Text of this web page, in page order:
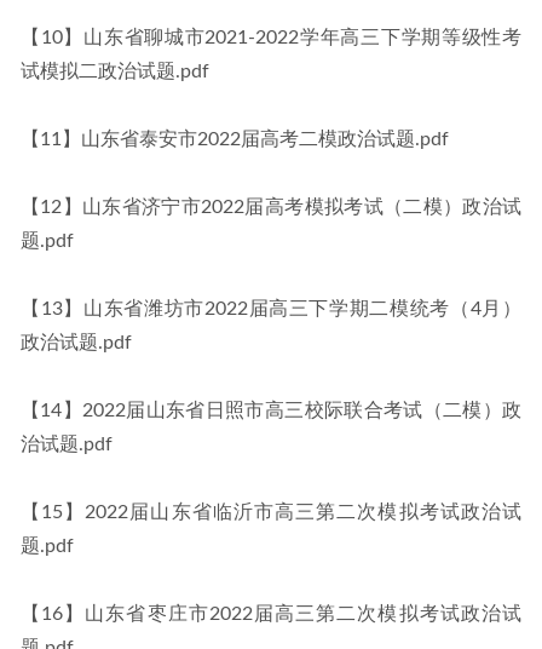
【10】山东省聊城市2021-2022学年高三下学期等级性考
试模拟二政治试题.pdf
【11】山东省泰安市2022届高考二模政治试题.pdf
【12】山东省济宁市2022届高考模拟考试（二模）政治试
题.pdf
【13】山东省潍坊市2022届高三下学期二模统考（4月）
政治试题.pdf
【14】2022届山东省日照市高三校际联合考试（二模）政
治试题.pdf
【15】2022届山东省临沂市高三第二次模拟考试政治试
题.pdf
【16】山东省枣庄市2022届高三第二次模拟考试政治试